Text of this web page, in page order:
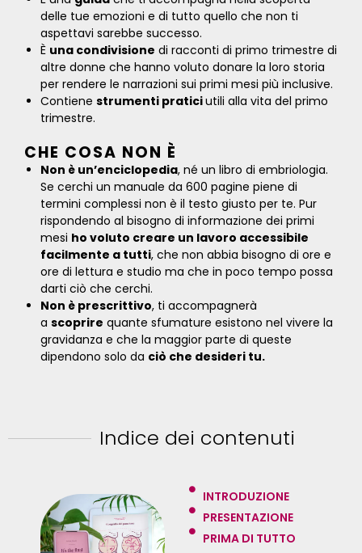
delle tue emozioni e di tutto quello che non ti
aspettavi sarebbe successo.
È una condivisione di racconti di primo trimestre di
altre donne che hanno voluto donare la loro storia
per rendere le narrazioni sui primi mesi più inclusive.
Contiene strumenti praticiutili alla vita del primo
trimestre.
CHE COSA NON È
Non è un’enciclopedia, né un libro di embriologia.
Se cerchi un manuale da 600 pagine piene di
termini complessi non è il testo giusto per te. Pur
rispondendo al bisogno di informazione dei primi
mesi ho voluto creare un lavoro accessibile
facilmente a tutti, che non abbia bisogno di ore e
ore di lettura e studio ma che in poco tempo possa
darti ciò che cerchi.
Non è prescrittivo, ti accompagnerà
a scoprire quante sfumature esistono nel vivere la
gravidanza e che la maggior parte di queste
dipendono solo da ciò che desideri tu.
Indice dei contenuti
INTRODUZIONE
PRESENTAZIONE
PRIMA DI TUTTO